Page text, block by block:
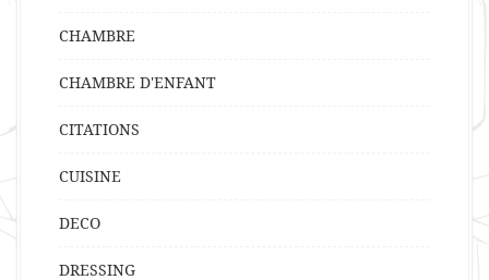
CHAMBRE
CHAMBRE D'ENFANT
CITATIONS
CUISINE
DECO
DRESSING